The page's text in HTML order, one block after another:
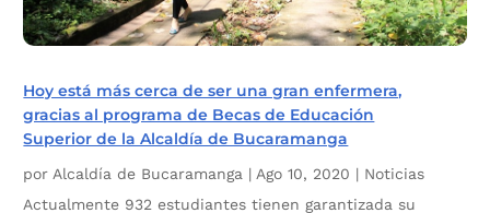
Hoy está más cerca de ser una gran enfermera,
gracias al programa de Becas de Educación
Superior de la Alcaldía de Bucaramanga
por Alcaldía de Bucaramanga | Ago 10, 2020 | Noticias
Actualmente 932 estudiantes tienen garantizada su